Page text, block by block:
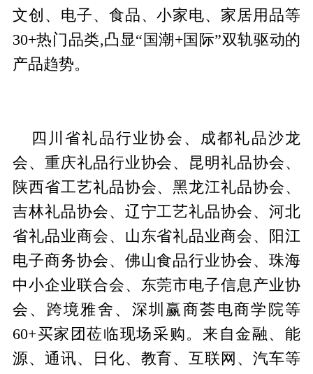
文创、电子、食品、小家电、家居用品等
30+热门品类,凸显“国潮+国际”双轨驱动的
产品趋势。
四川省礼品行业协会、成都礼品沙龙
会、重庆礼品行业协会、昆明礼品协会、
陕西省工艺礼品协会、黑龙江礼品协会、
吉林礼品协会、辽宁工艺礼品协会、河北
省礼品业商会、山东省礼品业商会、阳江
电子商务协会、佛山食品行业协会、珠海
中小企业联合会、东莞市电子信息产业协
会、跨境雅舍、深圳赢商荟电商学院等
60+买家团莅临现场采购。来自金融、能
源、通讯、日化、教育、互联网、汽车等